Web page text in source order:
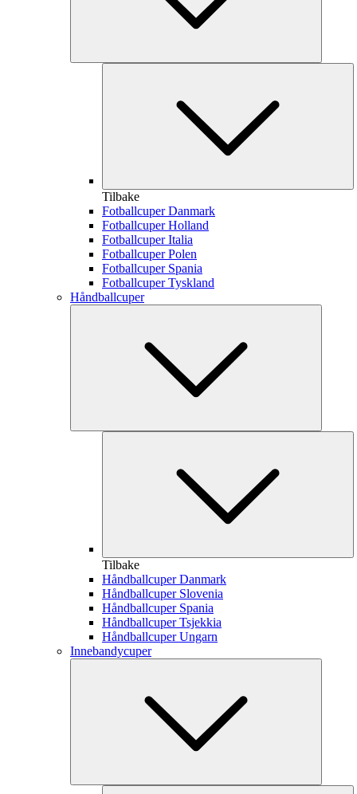
Tilbake
Fotballcuper Danmark
Fotballcuper Holland
Fotballcuper Italia
Fotballcuper Polen
Fotballcuper Spania
Fotballcuper Tyskland
Håndballcuper
Tilbake
Håndballcuper Danmark
Håndballcuper Slovenia
Håndballcuper Spania
Håndballcuper Tsjekkia
Håndballcuper Ungarn
Innebandycuper